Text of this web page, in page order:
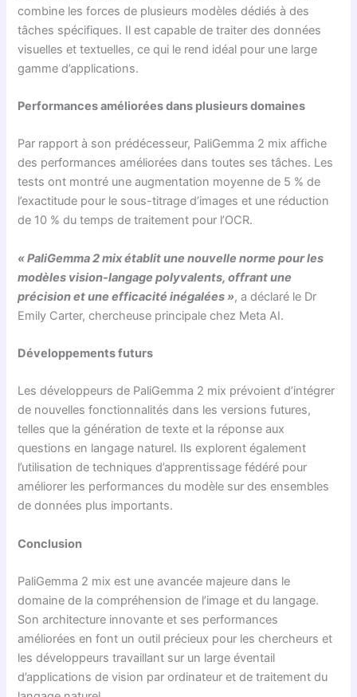
combine les forces de plusieurs modèles dédiés à des
tâches spécifiques. Il est capable de traiter des données
visuelles et textuelles, ce qui le rend idéal pour une large
gamme d’applications.
Performances améliorées dans plusieurs domaines
Par rapport à son prédécesseur, PaliGemma 2 mix affiche
des performances améliorées dans toutes ses tâches. Les
tests ont montré une augmentation moyenne de 5 % de
l’exactitude pour le sous-titrage d’images et une réduction
de 10 % du temps de traitement pour l’OCR.
« PaliGemma 2 mix établit une nouvelle norme pour les
modèles vision-langage polyvalents, offrant une
précision et une efficacité inégalées », a déclaré le Dr
Emily Carter, chercheuse principale chez Meta AI.
Développements futurs
Les développeurs de PaliGemma 2 mix prévoient d’intégrer
de nouvelles fonctionnalités dans les versions futures,
telles que la génération de texte et la réponse aux
questions en langage naturel. Ils explorent également
l’utilisation de techniques d’apprentissage fédéré pour
améliorer les performances du modèle sur des ensembles
de données plus importants.
Conclusion
PaliGemma 2 mix est une avancée majeure dans le
domaine de la compréhension de l’image et du langage.
Son architecture innovante et ses performances
améliorées en font un outil précieux pour les chercheurs et
les développeurs travaillant sur un large éventail
d’applications de vision par ordinateur et de traitement du